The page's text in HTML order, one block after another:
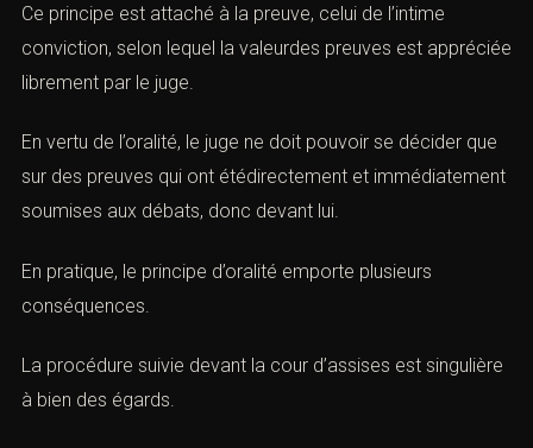
Ce principe est attaché à la preuve, celui de l’intime
conviction, selon lequel la valeurdes preuves est appréciée
librement par le juge.
En vertu de l’oralité, le juge ne doit pouvoir se décider que
sur des preuves qui ont étédirectement et immédiatement
soumises aux débats, donc devant lui.
En pratique, le principe d’oralité emporte plusieurs
conséquences.
La procédure suivie devant la cour d’assises est singulière
à bien des égards.